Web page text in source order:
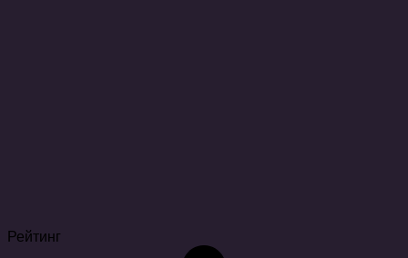
Рейтинг